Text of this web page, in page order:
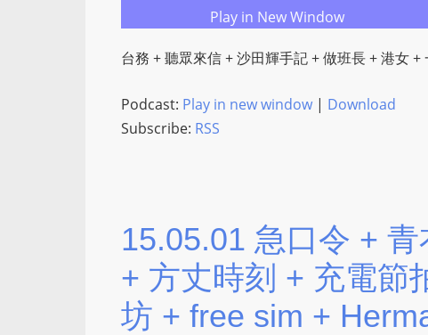
Play in New Window
台務 + 聽眾來信 + 沙田輝手記 + 做班長 + 港女 +
Podcast: Play in new window| Download
Subscribe: RSS
15.05.01 急口令 +
+ 方丈時刻 + 充電節
坊 + free sim +